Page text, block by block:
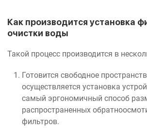
Как производится установка
очистки воды
Такой процесс производится в
Готовится свободное
осуществляется установка
самый эргономичный способ
распространенных
фильтров.